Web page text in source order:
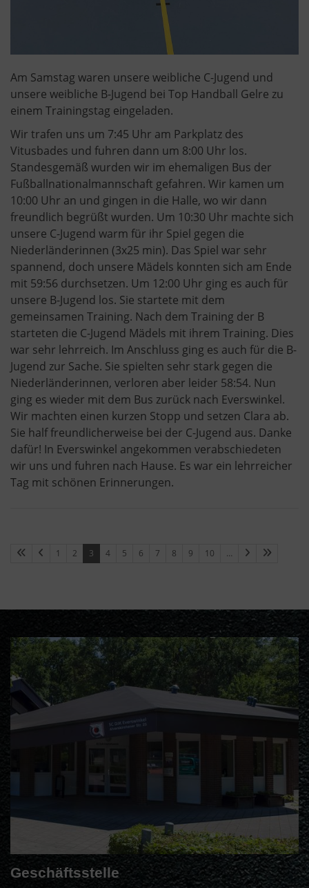
Am Samstag waren unsere weibliche C-Jugend und
unsere weibliche B-Jugend bei Top Handball Gelre zu
einem Trainingstag eingeladen.
Wir trafen uns um 7:45 Uhr am Parkplatz des
Vitusbades und fuhren dann um 8:00 Uhr los.
Standesgemäß wurden wir im ehemaligen Bus der
Fußballnationalmannschaft gefahren. Wir kamen um
10:00 Uhr an und gingen in die Halle, wo wir dann
freundlich begrüßt wurden. Um 10:30 Uhr machte sich
unsere C-Jugend warm für ihr Spiel gegen die
Niederländerinnen (3x25 min). Das Spiel war sehr
spannend, doch unsere Mädels konnten sich am Ende
mit 59:56 durchsetzen. Um 12:00 Uhr ging es auch für
unsere B-Jugend los. Sie startete mit dem
gemeinsamen Training. Nach dem Training der B
starteten die C-Jugend Mädels mit ihrem Training. Dies
war sehr lehrreich. Im Anschluss ging es auch für die B-
Jugend zur Sache. Sie spielten sehr stark gegen die
Niederländerinnen, verloren aber leider 58:54. Nun
ging es wieder mit dem Bus zurück nach Everswinkel.
Wir machten einen kurzen Stopp und setzen Clara ab.
Sie half freundlicherweise bei der C-Jugend aus. Danke
dafür! In Everswinkel angekommen verabschiedeten
wir uns und fuhren nach Hause. Es war ein lehrreicher
Tag mit schönen Erinnerungen.
1 2 3 4 5 6 7 8 9 10 …
Geschäftsstelle